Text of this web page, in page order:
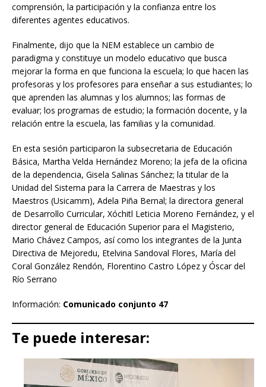
comprensión, la participación y la confianza entre los
diferentes agentes educativos.
Finalmente, dijo que la NEM establece un cambio de
paradigma y constituye un modelo educativo que busca
mejorar la forma en que funciona la escuela; lo que hacen las
profesoras y los profesores para enseñar a sus estudiantes; lo
que aprenden las alumnas y los alumnos; las formas de
evaluar; los programas de estudio; la formación docente, y la
relación entre la escuela, las familias y la comunidad.
En esta sesión participaron la subsecretaria de Educación
Básica, Martha Velda Hernández Moreno; la jefa de la oficina
de la dependencia, Gisela Salinas Sánchez; la titular de la
Unidad del Sistema para la Carrera de Maestras y los
Maestros (Usicamm), Adela Piña Bernal; la directora general
de Desarrollo Curricular, Xóchitl Leticia Moreno Fernández, y el
director general de Educación Superior para el Magisterio,
Mario Chávez Campos, así como los integrantes de la Junta
Directiva de Mejoredu, Etelvina Sandoval Flores, María del
Coral González Rendón, Florentino Castro López y Óscar del
Río Serrano
Información: Comunicado conjunto 47
Te puede interesar: